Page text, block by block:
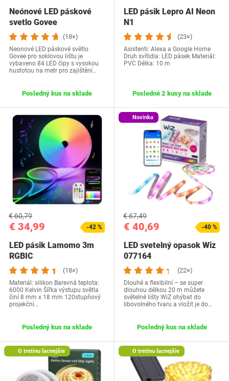
Neónové LED páskové
svetlo Govee
(18×)
Neonové LED páskové světlo
Govee pro soklovou lištu je
vybaveno 84 LED čipy s vysokou
hustotou na metr pro zajištění…
Posledný kus na sklade
LED pásik Lepro AI Neon
N1
(23×)
Asistenti: Alexa a Google Home
Druh svítidla: LED pásek Materiál:
PVC Délka: 10 m
Posledné 2 kusy na sklade
€ 34,99
€ 60,79
-42 %
LED pásik Lamomo 3m
RGBIC
(18×)
Materiál: silikon Barevná teplota:
6000 Kelvin Šířka výstupu světla
činí 8 mm x 18 mm 120stupňový
projekční…
Posledný kus na sklade
Novinka
€ 40,69
€ 67,49
-40 %
LED svetelný opasok Wiz
077164
(22×)
Dlouhé a flexibilní – se super
dlouhou délkou 20 m můžete
světelné lišty WiZ ohýbat do
libovolného tvaru a vložit je do…
Posledný kus na sklade
O tretinu lacnejšie O tretinu lacnejšie